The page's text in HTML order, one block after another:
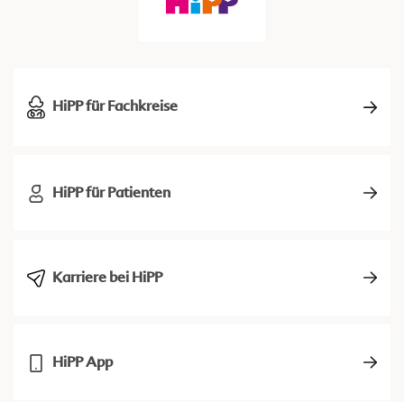
HiPP für Fachkreise
HiPP für Patienten
Karriere bei HiPP
HiPP App